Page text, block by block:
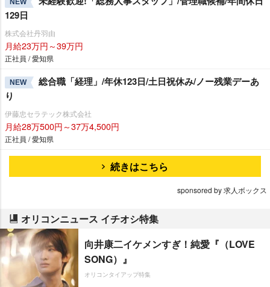
NEW
129日
株式会社丹羽由
月給23万円～39万円
正社員 / 愛知県
NEW
総合職「経理」/年休123日/土日祝休み/ノー残業デーあ
り
伊藤忠セラテック株式会社
月給28万500円～37万4,500円
正社員 / 愛知県
続きはこちら
sponsored by 求人ボックス
オリコンニュース イチオシ特集
向井康二イケメンすぎ！純愛『（LOVE
SONG）』
オリコンタイアップ特集